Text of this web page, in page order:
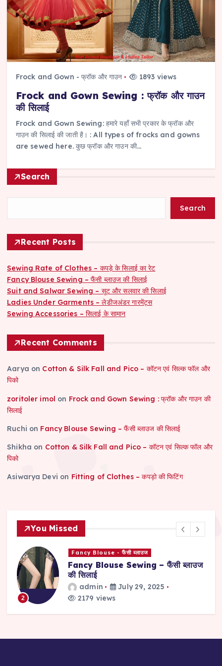
Frock and Gown - फ्रॉक और गाउन 1893 views
Frock and Gown Sewing : फ्रॉक और गाउन
की सिलाई
Frock and Gown Sewing: हमारे यहाँ सभी प्रकार के फ्रॉक और
गाउन की सिलाई की जाती है। : All types of frocks and gowns
are sewed here. कुछ फ्रॉक और गाउन की…
Search
Search
Recent Posts
Sewing Rate of Clothes – कपड़े के सिलाई का रेट
Fancy Blouse Sewing – फैंसी ब्लाउज की सिलाई
Suit and Salwar Sewing – सूट और सलवार की सिलाई
Ladies Under Garments – लेडीजअंडर गारमेंट्स
Sewing Accessories – सिलाई के सामान
Recent Comments
Aarya on Cotton & Silk Fall and Pico – कॉटन एवं सिल्क फॉल और
पिको
zoritoler imol on Frock and Gown Sewing : फ्रॉक और गाउन की
सिलाई
Ruchi on Fancy Blouse Sewing – फैंसी ब्लाउज की सिलाई
Shikha on Cotton & Silk Fall and Pico – कॉटन एवं सिल्क फॉल और
पिको
Asiwarya Devi on Fitting of Clothes – कपड़ो की फिटिंग
You Missed
2
Fancy Blouse - फैंसी ब्लाउज
Fancy Blouse Sewing – फैंसी ब्लाउज
की सिलाई
admin
July 29, 2025
2179 views